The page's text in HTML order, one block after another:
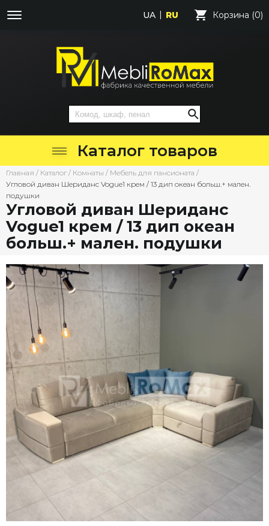
UA RU Корзина (0)
Каталог товаров
Главная / Каталог / Комнаты / Мебель для пансионата /
Угловой диван Шериданс Vogue1 крем / 13 дип океан больш.+ мален.
подушки
Угловой диван Шериданс
Vogue1 крем / 13 дип океан
больш.+ мален. подушки